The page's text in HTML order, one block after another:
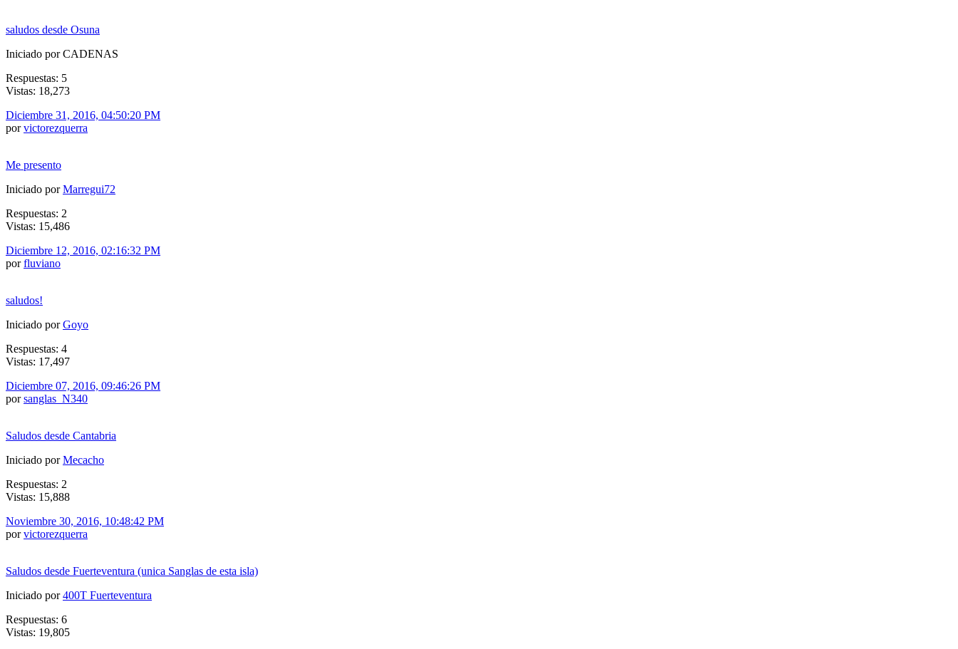
saludos desde Osuna
Iniciado por CADENAS
Respuestas: 5
Vistas: 18,273
Diciembre 31, 2016, 04:50:20 PM
porvictorezquerra
Me presento
Iniciado porMarregui72
Respuestas: 2
Vistas: 15,486
Diciembre 12, 2016, 02:16:32 PM
porfluviano
saludos!
Iniciado porGoyo
Respuestas: 4
Vistas: 17,497
Diciembre 07, 2016, 09:46:26 PM
porsanglas_N340
Saludos desde Cantabria
Iniciado porMecacho
Respuestas: 2
Vistas: 15,888
Noviembre 30, 2016, 10:48:42 PM
porvictorezquerra
Saludos desde Fuerteventura (unica Sanglas de esta isla)
Iniciado por400T Fuerteventura
Respuestas: 6
Vistas: 19,805